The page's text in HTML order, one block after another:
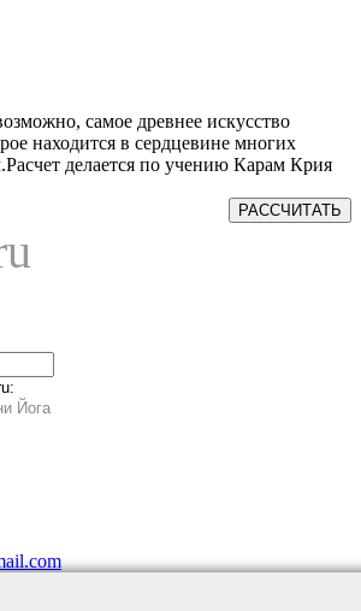
самое древнее искусство
находится в сердцевине многих
делается по учению Карам Крия
РАССЧИТАТЬ
Йога